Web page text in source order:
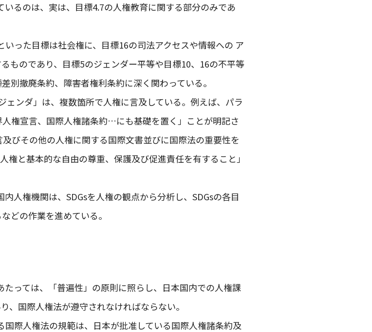
いるのは、実は、目標4.7の人権教育に関する部分のみであ
いった目標は社会権に、目標16の司法アクセスや情報への ア
ものであり、目標5のジェンダー平等や目標10、16の不平等
別撤廃条約、障害者権利条約に深く関わっている。
ェンダ」は、複数箇所で人権に言及している。例えば、パラ
権宣言、国際人権諸条約…にも基礎を置く」ことが明記さ
びその他の人権に関する国際文書並びに国際法の重要性を
権と基本的な自由の尊重、保護及び促進責任を有すること」
人権機関は、SDGsを人権の観点から分析し、SDGsの各目
どの作業を進めている。
たっては、「普遍性」の原則に照らし、日本国内での人権課
、国際人権法が遵守されなければならない。
国際人権法の規範は、日本が批准している国際人権諸条約及